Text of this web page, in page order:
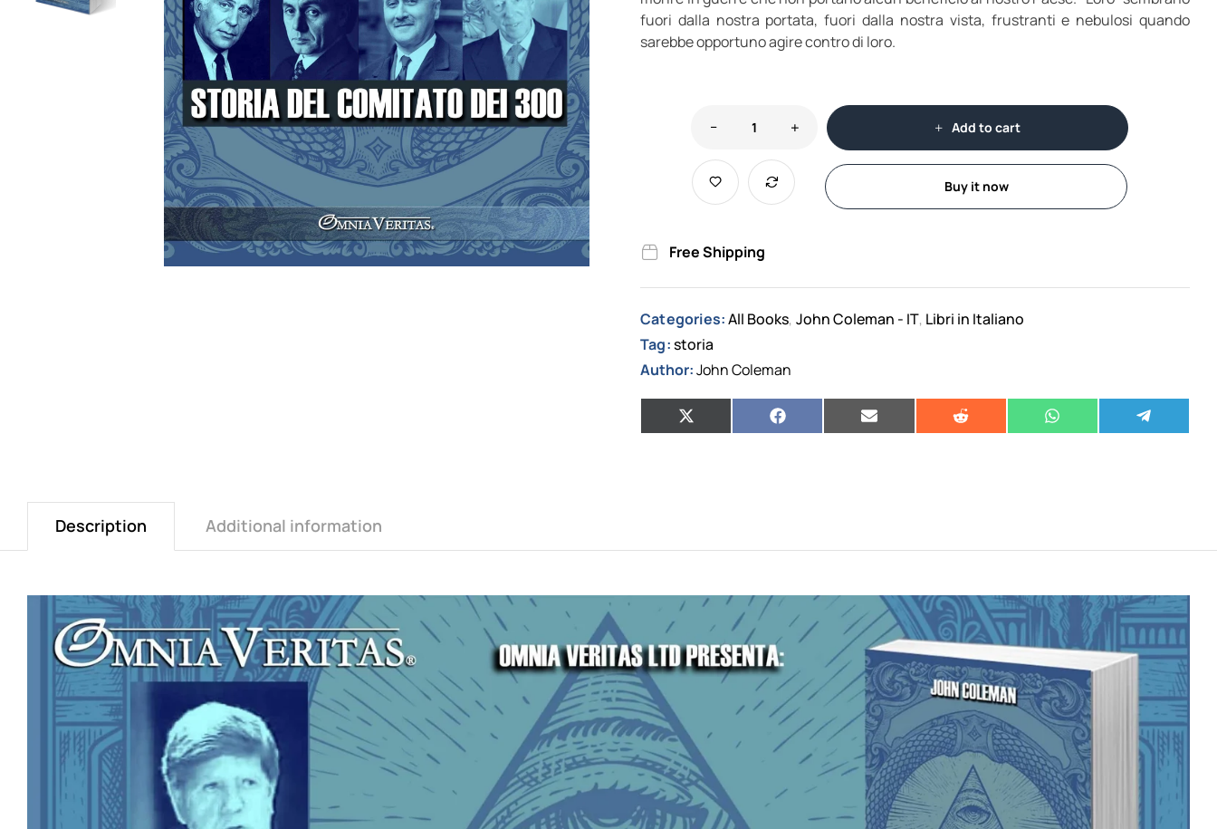
fuori dalla nostra portata, fuori dalla nostra vista, frustranti e nebulosi quando
sarebbe opportuno agire contro di loro.
Add to cart
Buy it now
Free Shipping
Categories: All Books, John Coleman - IT, Libri in Italiano
Tag:storia
Author:John Coleman
Description Additional information